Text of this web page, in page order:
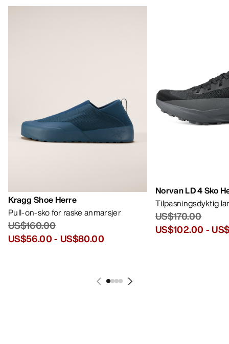
Kragg Shoe Herre
Pull-on-sko for raske anmarsjer
US$160.00
US$56.00- US$80.00
Norvan LD 4 Sko
Tilpasningsdyktig
US$170.00
US$102.00 -